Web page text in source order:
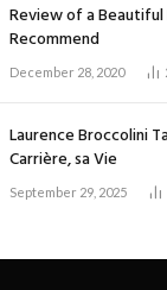
Review of a
Recommend
December 28, 2020
Laurence Broccolini
Carrière, sa Vie
September 29, 2025